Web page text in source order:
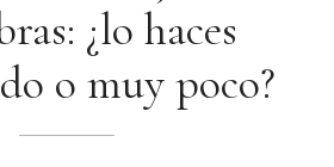
¿lo haces
o muy poco?